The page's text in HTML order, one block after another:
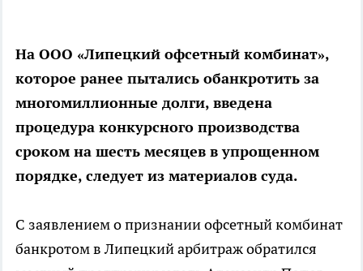
На ООО «Липецкий офсетный комбинат»,
которое ранее пытались обанкротить за
многомиллионные долги, введена
процедура конкурсного производства
сроком на шесть месяцев в упрощенном
порядке, следует из материалов суда.
С заявлением о признании офсетный комбинат
банкротом в Липецкий арбитраж обратился